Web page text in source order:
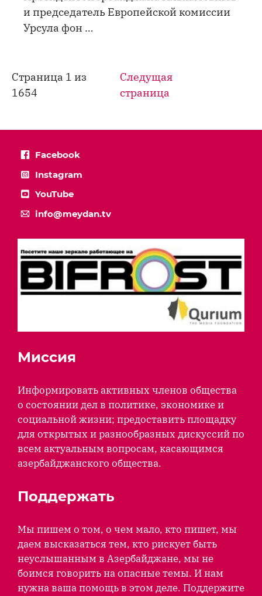
и председатель Европейской комиссии
Урсула фон …
Страница 1 из
1654
Следущая
страница
Facebook
Instagram
YouTube
info@meydan.tv
Миссия
Информировать активных членов общества
о состоянии дел в политике, экономике и
социальной жизни; предоставить площадку
для открытых и разнообразных дискуссий по
всем актуальным вопросам, касающимся
азербайджанского общества.
Поддержать
Мы пишем о том, о чем мало, кто пишет, мы
даем высказаться тем, кто рискует быть
неуслышанным в Азербайджане, мы не
боимся говорить на опасные темы. И нам
нужна ваша помощь в этом деле. Поддержите